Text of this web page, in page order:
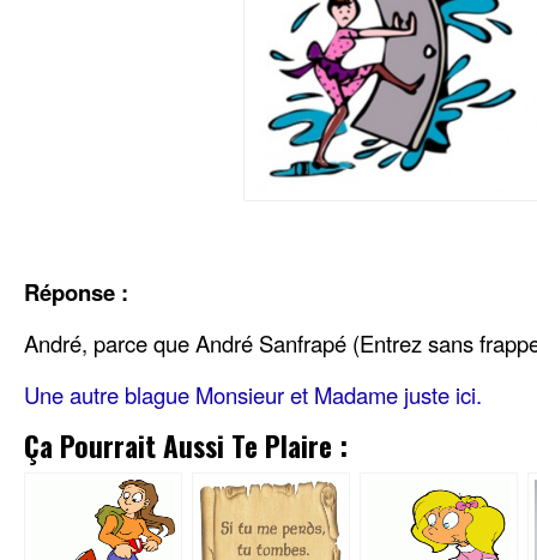
Réponse :
André, parce que André Sanfrapé (Entrez sans
Une autre blague Monsieur et Madame juste ici.
Ça Pourrait Aussi Te Plaire :